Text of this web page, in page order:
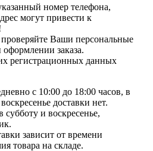
номер телефона,
могут привести к
Ваши персональные
заказа.
регистрационных данных
с 10:00 до 18:00 часов, в
доставки нет.
и воскресенье,
зависит от времени
товара на складе.